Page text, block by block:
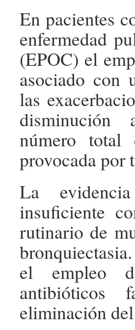
En pacientes
enfermedad
(EPOC) el
asociado con
las
disminución
número total
provocada por
La
insuficiente
rutinario de
el empleo
antibióticos
eliminación